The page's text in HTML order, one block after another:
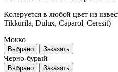
Колеруется в любой цвет из
Tikkurila, Dulux, Caparol, Ceresit)
Мокко
Выбрано Заказать
Черно-бурый
Выбрано Заказать